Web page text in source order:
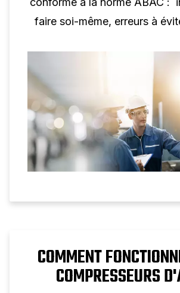
faire soi-même, erreurs à
COMMENT
COMPRESSEURS